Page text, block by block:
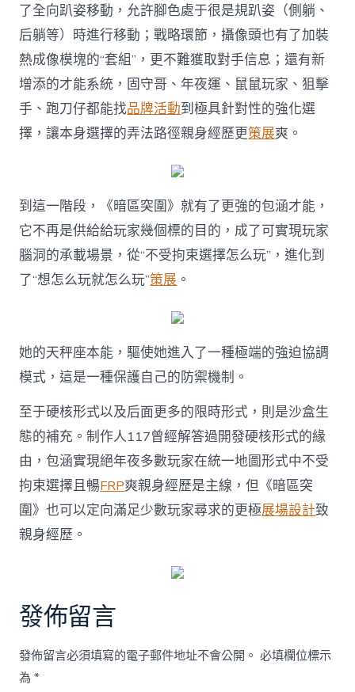
了全向趴姿移動，允許腳色處于很是規趴姿（側躺、
后躺等）時進行移動；戰略環節，攝像頭也有了加裝
熱成像模塊的“套組”，更不難獲取對手信息；還有新
增添的才能系統，固守哥、年夜運、鼠鼠玩家、狙擊
手、跑刀仔都能找品牌活動到極具針對性的強化選
擇，讓本身選擇的弄法路徑親身經歷更策展爽。
到這一階段，《暗區突圍》就有了更強的包涵才能，
它不再是供給給玩家幾個標的目的，成了可實現玩家
腦洞的承載場景，從“不受拘束選擇怎么玩”，進化到
了“想怎么玩就怎么玩”策展 。
她的天秤座本能，驅使她進入了一種極端的強迫協調
模式，這是一種保護自己的防禦機制。
至于硬核形式以及后面更多的限時形式，則是沙盒生
態的補充。制作人117曾經解答過開發硬核形式的緣
由，包涵實現絕年夜多數玩家在統一地圖形式中不受
拘束選擇且暢FRP爽親身經歷是主線，但《暗區突
圍》也可以定向滿足少數玩家尋求的更極展場設計致
親身經歷。
發佈留言
發佈留言必須填寫的電子郵件地址不會公開。 必填欄位標示
為*